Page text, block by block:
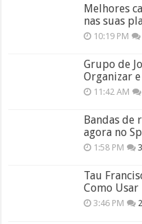
Melhores
nas suas
10:19 PM
Grupo de
Organizar
11:42 AM
Bandas de
agora no
1:58 PM
Tau
Como Usar
3:46 PM